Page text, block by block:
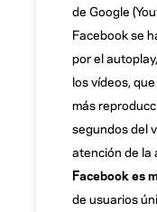
de Google
Facebook se
por el
los vídeos,
más
segundos del
atención de la
Facebook es
de usuarios